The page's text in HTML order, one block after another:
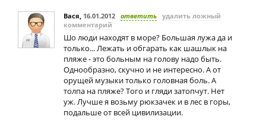
Вася, 16.01.2012 ответить удалить ложный
комментарий
Шо люди находят в море? Большая лужа да и
только... Лежать и обгарать как шашлык на
пляже - это больным на голову надо быть.
Однообразно, скучно и не интересно. А от
орущей музыки только головная боль. А
толпа на пляже? Того и гляди затопчут. Нет
уж. Лучше я возьму рюкзачек и в лес в горы,
подальше от всей цивилизации.